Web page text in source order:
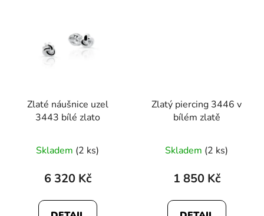
Zlaté náušnice uzel
3443 bílé zlato
hodnocení
produktu
5,0
Skladem (2 ks)
6 320 Kč
Zlatý piercing 3446 v
bílém zlatě
Skladem (2 ks)
1 850 Kč